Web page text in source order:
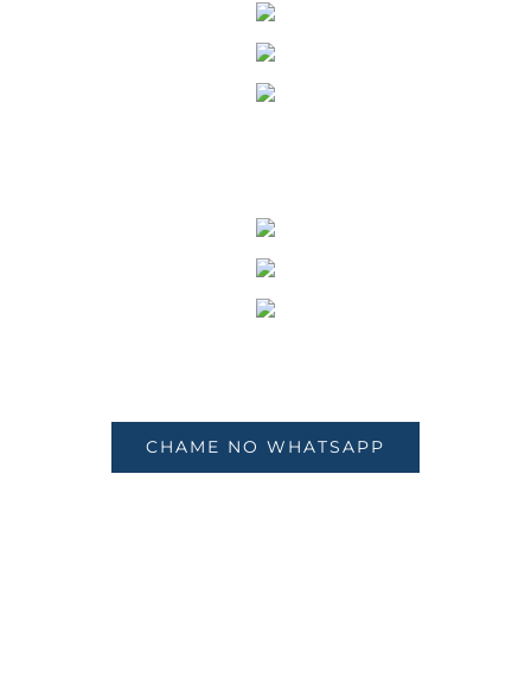
CHAME NO WHATSAPP